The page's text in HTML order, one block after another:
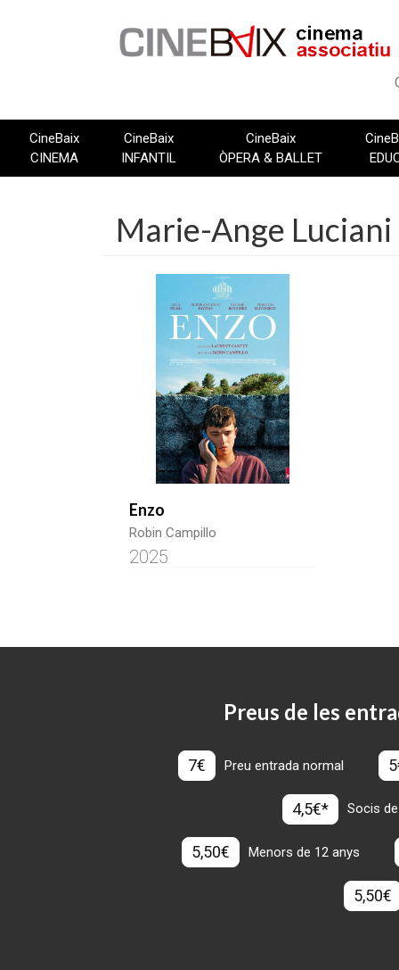
CineBaix
CINEMA
CineBaix
INFANTIL
CineBaix
ÒPERA & BALLET
Marie-Ange Luciani
Enzo
Robin Campillo
2025
Preus de les
7€ Preu entrada normal
4,5€* Socis
5,50€ Menors de 12 anys
5,50€